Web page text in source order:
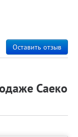
Оставить отзыв
Саеко